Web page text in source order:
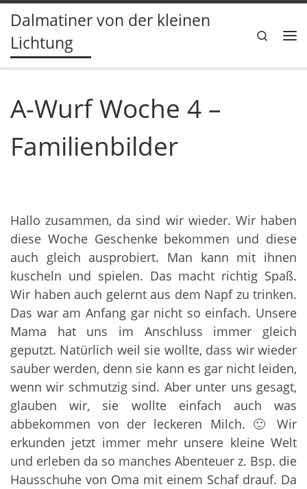
Zum Inhalt springen
Dalmatiner von der kleinen
Lichtung
Search
A-Wurf Woche 4 –
Familienbilder
Hallo zusammen, da sind wir wieder. Wir haben
diese Woche Geschenke bekommen und diese
auch gleich ausprobiert. Man kann mit ihnen
kuscheln und spielen. Das macht richtig Spaß.
Wir haben auch gelernt aus dem Napf zu trinken.
Das war am Anfang gar nicht so einfach. Unsere
Mama hat uns im Anschluss immer gleich
geputzt. Natürlich weil sie wollte, dass wir wieder
sauber werden, denn sie kann es gar nicht leiden,
wenn wir schmutzig sind. Aber unter uns gesagt,
glauben wir, sie wollte einfach auch was
abbekommen von der leckeren Milch. 🙂 Wir
erkunden jetzt immer mehr unsere kleine Welt
und erleben da so manches Abenteuer z. Bsp. die
Hausschuhe von Oma mit einem Schaf drauf. Da